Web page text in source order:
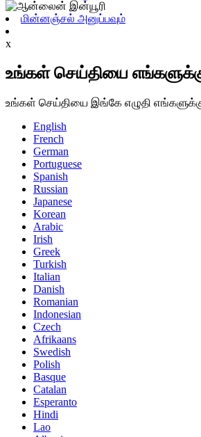
மின்னஞ்சல் அனுப்பவும்
x
உங்கள் செய்தியை
உங்கள் செய்தியை இங்கே எழுதி
English
French
German
Portuguese
Spanish
Russian
Japanese
Korean
Arabic
Irish
Greek
Turkish
Italian
Danish
Romanian
Indonesian
Czech
Afrikaans
Swedish
Polish
Basque
Catalan
Esperanto
Hindi
Lao